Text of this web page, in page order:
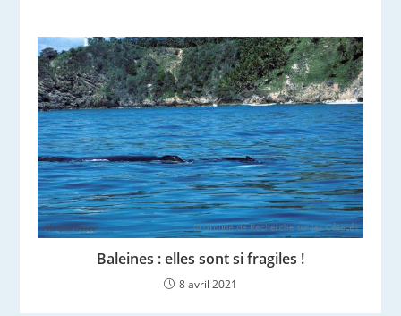
Baleines : elles sont si fragiles !
8 avril 2021